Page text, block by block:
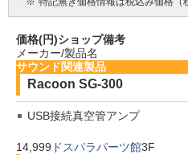
価格(円)ショップ備考
メーカー/製品名
サウンド関連製品
Racoon SG-300
USB接続真空管アンプ
14,999 ドスパラパーツ館3F